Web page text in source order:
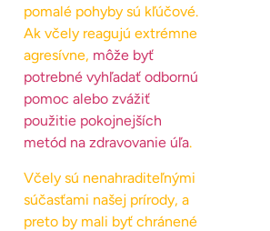
pomalé pohyby sú kľúčové.
Ak včely reagujú extrémne
agresívne, môže byť
potrebné vyhľadať odbornú
pomoc alebo zvážiť
použitie pokojnejších
metód na zdravovanie úľa.
Včely sú nenahraditeľnými
súčasťami našej prírody, a
preto by mali byť chránené